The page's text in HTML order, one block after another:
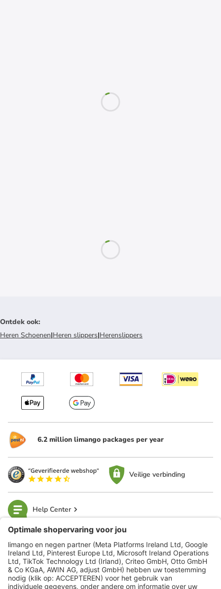
Ontdek ook:
Heren Schoenen|Heren slippers|Herenslippers
6.2 million limango packages per year
Veilige verbinding
Help Center
limango
Veilig winkelen